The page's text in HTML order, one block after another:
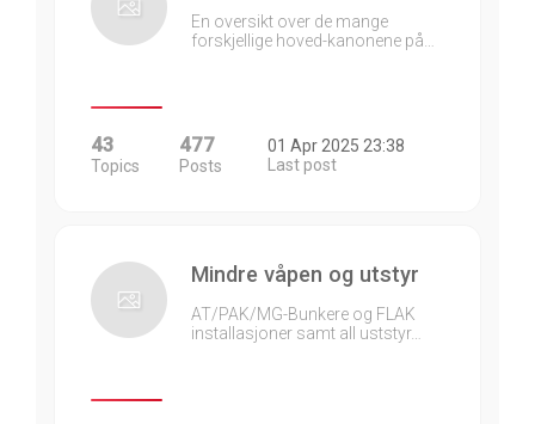
En oversikt over de mange
forskjellige hoved-kanonene på…
43
Topics
477
Posts
01 Apr 2025 23:38
Last post
Mindre våpen og utstyr
AT/PAK/MG-Bunkere og FLAK
installasjoner samt all uststyr…